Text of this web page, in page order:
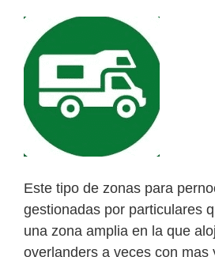
Este tipo de zonas para
gestionadas por particulares
una zona amplia en la que
overlanders a veces con mas